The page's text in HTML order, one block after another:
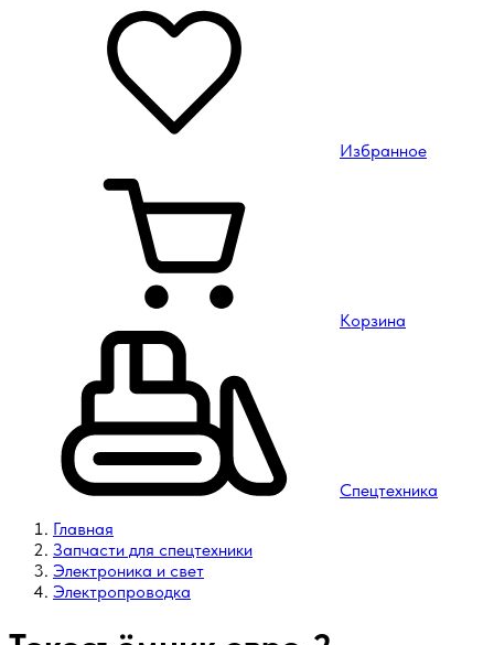
Избранное
Корзина
Спецтехника
Главная
Запчасти для спецтехники
Электроника и свет
Электропроводка